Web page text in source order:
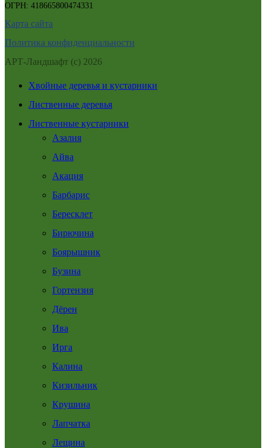
ОГРН: 418665800474331
Карта сайта
Политика конфиденциальности
АРТ-Ландшафт (с) 2026
Хвойные деревья и кустарники
Лиственные деревья
Лиственные кустарники
Азалия
Айва
Акация
Барбарис
Бересклет
Бирючина
Боярышник
Бузина
Гортензия
Дёрен
Ива
Ирга
Калина
Кизильник
Крушина
Лапчатка
Лещина